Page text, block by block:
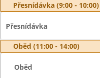
Přesnídávka (9:00 - 10:00)
Přesnídávka
Oběd (11:00 - 14:00)
Oběd